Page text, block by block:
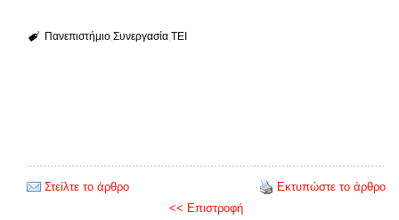
Πανεπιστήμιο Συνεργασία ΤΕΙ
Στείλτε το άρθρο
Εκτυπώστε το άρθρο
<< Επιστροφή